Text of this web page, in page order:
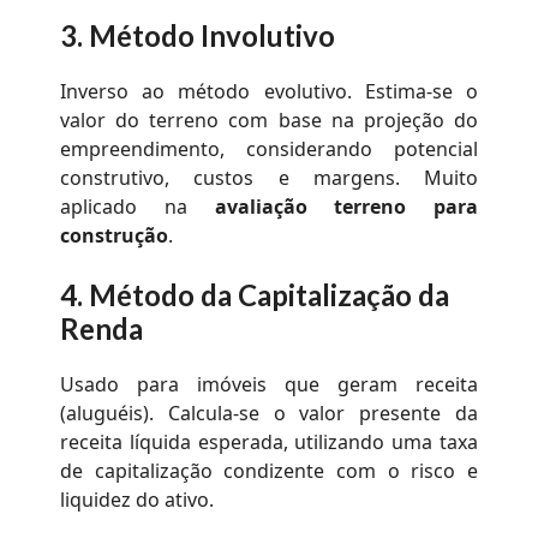
3. Método Involutivo
Inverso ao método evolutivo. Estima-se o
valor do terreno com base na projeção do
empreendimento, considerando potencial
construtivo, custos e margens. Muito
aplicado na avaliação terreno para
construção.
4. Método da Capitalização da
Renda
Usado para imóveis que geram receita
(aluguéis). Calcula-se o valor presente da
receita líquida esperada, utilizando uma taxa
de capitalização condizente com o risco e
liquidez do ativo.